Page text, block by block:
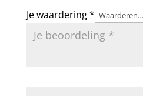
Je waardering*